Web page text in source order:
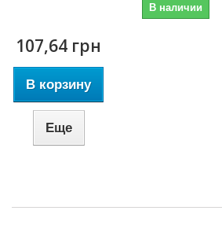
В наличии
107,64 грн
В корзину
Еще